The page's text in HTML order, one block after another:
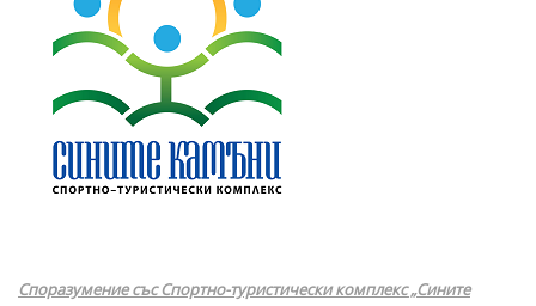
Споразумениесъс Спортно-туристически комплекс „Сините